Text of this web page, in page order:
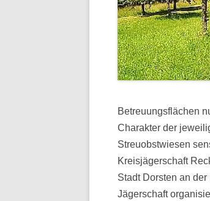
Betreuungsflächen
Charakter der
Streuobstwiesen
Kreisjägerschaft
Stadt Dorsten an
Jägerschaft